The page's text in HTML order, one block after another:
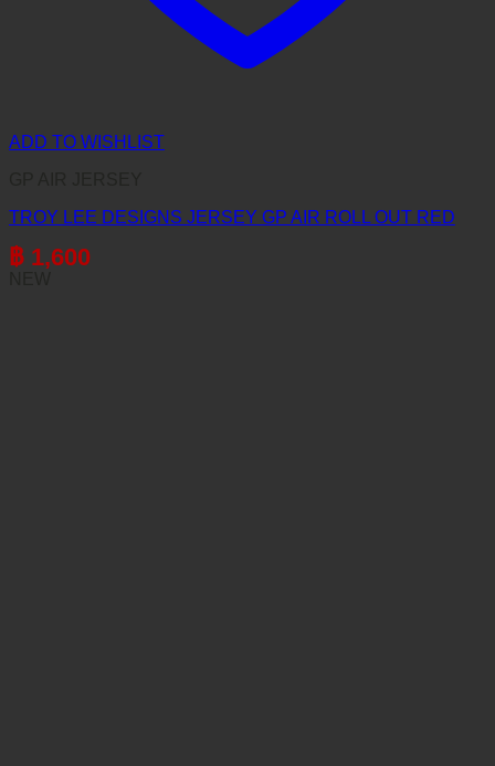
ADD TO WISHLIST
TROY LEE DESIGNS JERSEY GP AIR ROLL OUT RED
฿ 1,600